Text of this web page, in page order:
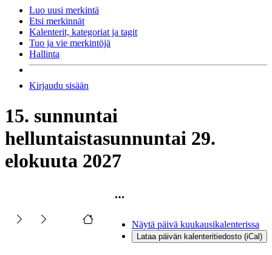
Luo uusi merkintä
Etsi merkinnät
Kalenterit, kategoriat ja tagit
Tuo ja vie merkintöjä
Hallinta
Kirjaudu sisään
15. sunnuntai
helluntaistasunnuntai 29.
elokuuta 2027
Näytä päivä kuukausikalenterissa
Lataa päivän kalenteritiedosto (iCal)